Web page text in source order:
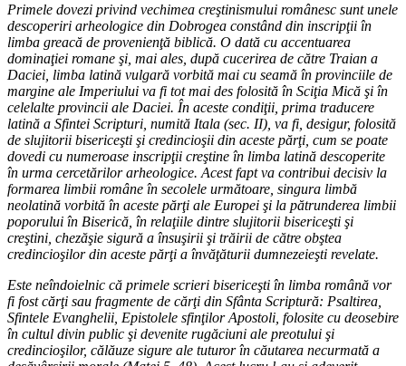
Primele dovezi privind vechimea creştinismului românesc sunt unele
descoperiri arheologice din Dobrogea constând din inscripţii în
limba greacă de provenienţă biblică. O dată cu accentuarea
dominaţiei romane şi, mai ales, după cucerirea de către Traian a
Daciei, limba latină vulgară vorbită mai cu seamă în provinciile de
margine ale Imperiului va fi tot mai des folosită în Sciţia Mică şi în
celelalte provincii ale Daciei. În aceste condiţii, prima traducere
latină a Sfintei Scripturi, numită Itala (sec. II), va fi, desigur, folosită
de slujitorii bisericeşti şi credincioşii din aceste părţi, cum se poate
dovedi cu numeroase inscripţii creştine în limba latină descoperite
în urma cercetărilor arheologice. Acest fapt va contribui decisiv la
formarea limbii române în secolele următoare, singura limbă
neolatină vorbită în aceste părţi ale Europei şi la pătrunderea limbii
poporului în Biserică, în relaţiile dintre slujitorii bisericeşti şi
creştini, chezăşie sigură a însuşirii şi trăirii de către obştea
credincioşilor din aceste părţi a învăţăturii dumnezeieşti revelate.
Este neîndoielnic că primele scrieri bisericeşti în limba română vor
fi fost cărţi sau fragmente de cărţi din Sfânta Scriptură: Psaltirea,
Sfintele Evanghelii, Epistolele sfinţilor Apostoli, folosite cu deosebire
în cultul divin public şi devenite rugăciuni ale preotului şi
credincioşilor, călăuze sigure ale tuturor în căutarea necurmată a